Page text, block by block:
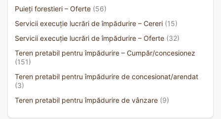
Puieți forestieri – Oferte (56)
Servicii execuție lucrări de împădurire – Cereri (15)
Servicii execuție lucrări de împădurire – Oferte (32)
Teren pretabil pentru împădurire – Cumpăr/concesionez
(151)
Teren pretabil pentru împădurire de concesionat/arendat
(3)
Teren pretabil pentru împădurire de vânzare (9)